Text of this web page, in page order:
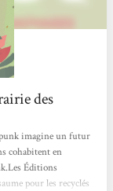
des
imagine un futur
cohabitent en
Éditions
pour les recyclés